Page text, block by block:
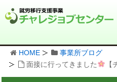
HOME
事業所ブログ
面接に行ってきました